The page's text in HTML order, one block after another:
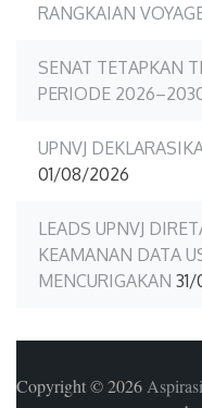
RANGKAIAN
SENAT TETAPKAN
PERIODE
UPNVJ
01/08/2026
LEADS UPNVJ
KEAMANAN DATA
MENCURIGAKAN
Copyright © 2026